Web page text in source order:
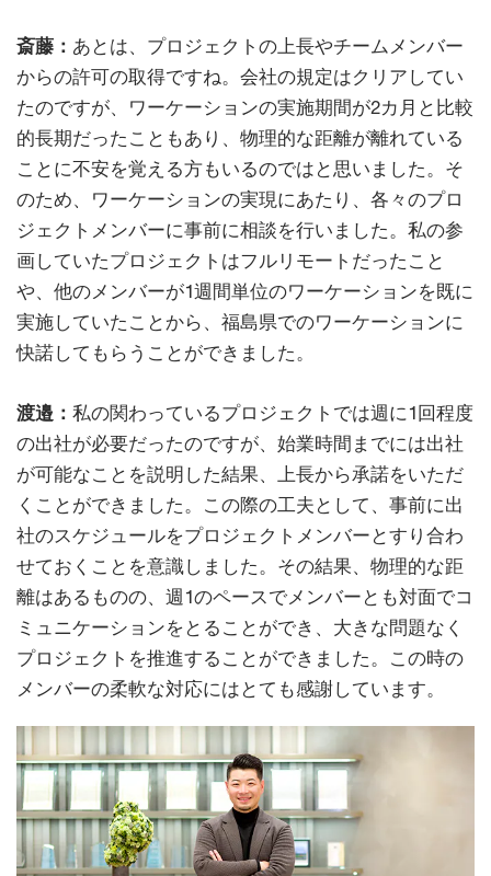
斎藤： あとは、プロジェクトの上長やチームメンバー
からの許可の取得ですね。会社の規定はクリアしてい
たのですが、ワーケーションの実施期間が2カ月と比較
的長期だったこともあり、物理的な距離が離れている
ことに不安を覚える方もいるのではと思いました。そ
のため、ワーケーションの実現にあたり、各々のプロ
ジェクトメンバーに事前に相談を行いました。私の参
画していたプロジェクトはフルリモートだったこと
や、他のメンバーが1週間単位のワーケーションを既に
実施していたことから、福島県でのワーケーションに
快諾してもらうことができました。
渡邉： 私の関わっているプロジェクトでは週に1回程度
の出社が必要だったのですが、始業時間までには出社
が可能なことを説明した結果、上長から承諾をいただ
くことができました。この際の工夫として、事前に出
社のスケジュールをプロジェクトメンバーとすり合わ
せておくことを意識しました。その結果、物理的な距
離はあるものの、週1のペースでメンバーとも対面でコ
ミュニケーションをとることができ、大きな問題なく
プロジェクトを推進することができました。この時の
メンバーの柔軟な対応にはとても感謝しています。